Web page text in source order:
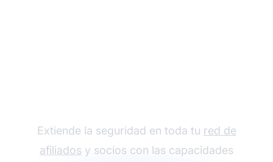
Extiende la seguridad en toda tu red de
afiliados y socios con las capacidades